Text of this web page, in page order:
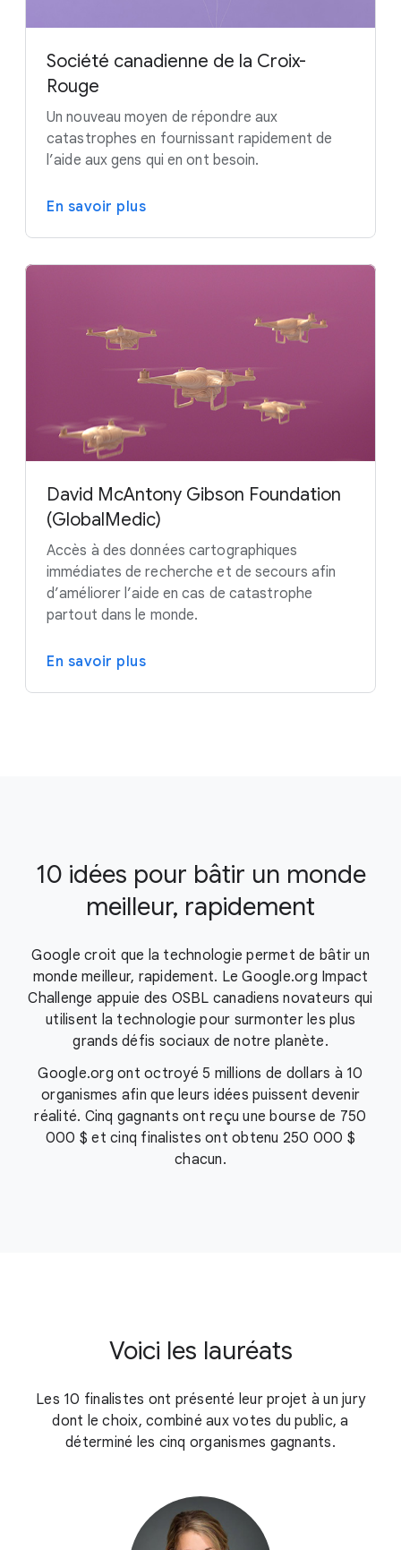
Société canadienne de la Croix-
Rouge
Un nouveau moyen de répondre aux
catastrophes en fournissant rapidement de
l’aide aux gens qui en ont besoin.
En savoir plus
David McAntony Gibson Foundation
(GlobalMedic)
Accès à des données cartographiques
immédiates de recherche et de secours afin
d’améliorer l’aide en cas de catastrophe
partout dans le monde.
En savoir plus
10 idées pour bâtir un monde
meilleur, rapidement
Google croit que la technologie permet de bâtir un
monde meilleur, rapidement. Le Google.org Impact
Challenge appuie des OSBL canadiens novateurs qui
utilisent la technologie pour surmonter les plus
grands défis sociaux de notre planète.
Google.org ont octroyé 5 millions de dollars à 10
organismes afin que leurs idées puissent devenir
réalité. Cinq gagnants ont reçu une bourse de 750
000 $ et cinq finalistes ont obtenu 250 000 $
chacun.
Voici les lauréats
Les 10 finalistes ont présenté leur projet à un jury
dont le choix, combiné aux votes du public, a
déterminé les cinq organismes gagnants.